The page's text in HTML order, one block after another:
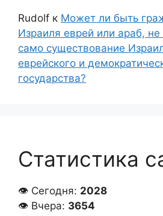
Rudolf к Может ли быть
Израиля еврей или араб,
само существование
еврейского и
государства?
Статистика
👁 Сегодня: 2028
👁 Вчера: 3654